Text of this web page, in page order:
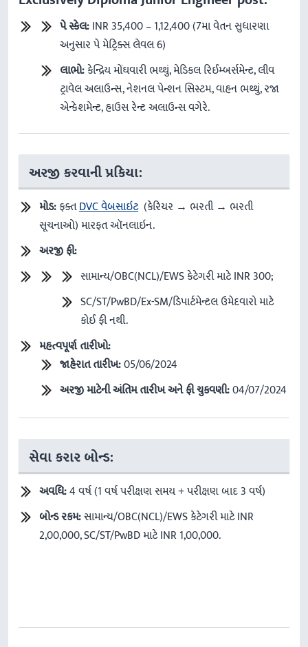
પેસ્કેલ:INR 35,400 – 1,12,400 (7મા વેતન સુધારણા
અનુસાર પે મેટ્રિક્સ લેવલ 6)
લાભો:કેન્દ્રિય મોંઘવારી ભથ્થું, મેડિકલ રિઈમ્બર્સમેન્ટ, લીવ
ટ્રાવેલ અલાઉન્સ, નેશનલ પેન્શન સિસ્ટમ, વાહન ભથ્થું, રજા
એન્કેશમેન્ટ, હાઉસ રેન્ટ અલાઉન્સ વગેરે.
અરજી કરવાની પ્રકિયા:
મોડ:ફક્તDVC વેબસાઇટ(કેરિયર → ભરતી → ભરતી
સૂચનાઓ) મારફત ઑનલાઇન.
અરજીફી:
સામાન્ય/OBC(NCL)/EWS કેટેગરી માટે INR 300;
SC/ST/PwBD/Ex-SM/ડિપાર્ટમેન્ટલ ઉમેદવારો માટે
કોઈ ફી નથી.
મહત્વપૂર્ણતારીખો:
જાહેરાતતારીખ:05/06/2024
અરજીમાટેનીઅંતિમતારીખઅનેફીચુકવણી:04/07/2024
સેવા કરાર બોન્ડ:
અવધિ:4 વર્ષ (1 વર્ષ પરીક્ષણ સમય + પરીક્ષણ બાદ 3 વર્ષ)
બોન્ડરકમ:સામાન્ય/OBC(NCL)/EWS કેટેગરી માટે INR
2,00,000, SC/ST/PwBD માટે INR 1,00,000.